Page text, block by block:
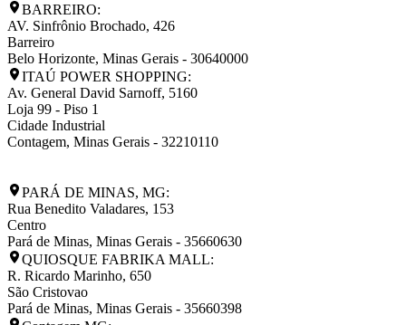
BARREIRO:
AV. Sinfrônio Brochado, 426
Barreiro
Belo Horizonte, Minas Gerais - 30640000
ITAÚ POWER SHOPPING:
Av. General David Sarnoff, 5160
Loja 99 - Piso 1
Cidade Industrial
Contagem, Minas Gerais - 32210110
PARÁ DE MINAS, MG:
Rua Benedito Valadares, 153
Centro
Pará de Minas, Minas Gerais - 35660630
QUIOSQUE FABRIKA MALL:
R. Ricardo Marinho, 650
São Cristovao
Pará de Minas, Minas Gerais - 35660398